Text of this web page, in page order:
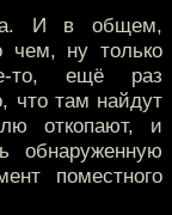
И в общем,
чем, ну только
то, ещё раз
что там найдут
откопают, и
обнаруженную
поместного